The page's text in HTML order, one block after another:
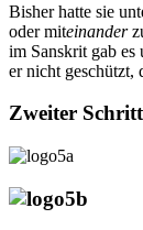
Bisher hatte sie
oder miteinander
im Sanskrit gab
er nicht geschützt,
Zweiter